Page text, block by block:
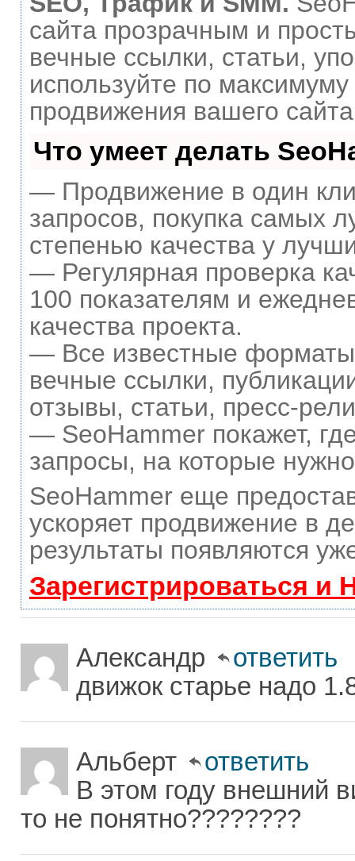
сайта прозрачным и
вечные ссылки, статьи,
используйте по
продвижения вашего
Что умеет делать
— Продвижение в один
запросов, покупка самых
степенью качества у
— Регулярная проверка
100 показателям и
качества проекта.
— Все известные
вечные ссылки,
отзывы, статьи, пресс-
— SeoHammer покажет,
запросы, на которые
SeoHammer еще
ускоряет продвижение в
результаты появляются
Зарегистрироваться и
Александр
ответить
движок старье надо
Альберт
ответить
В этом году внешний
то не понятно????????